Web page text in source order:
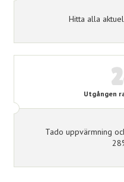
Hitta alla
Utgången
Tado uppvärmning